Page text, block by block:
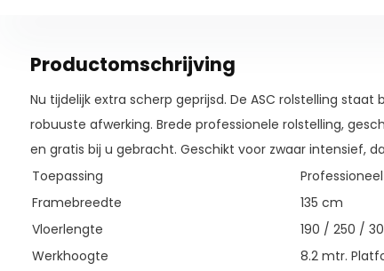
Productomschrijving
Nu tijdelijk extra scherp geprijsd. De ASC rolstelling
robuuste afwerking. Brede professionele rolstelling,
en gratis bij u gebracht. Geschikt voor zwaar intensief,
Toepassing
Framebreedte
135 cm
Vloerlengte
190 / 250 /
Werkhoogte
8.2 mtr.